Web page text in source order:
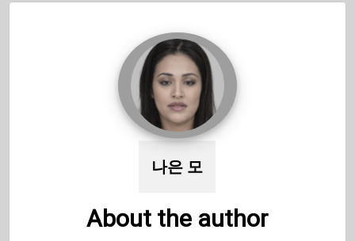
나은 모
About the author